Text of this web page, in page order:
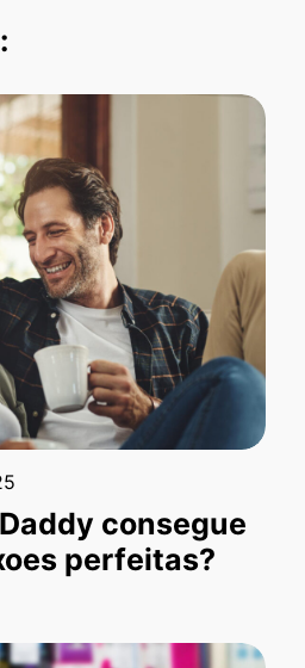
consegue
perfeitas?